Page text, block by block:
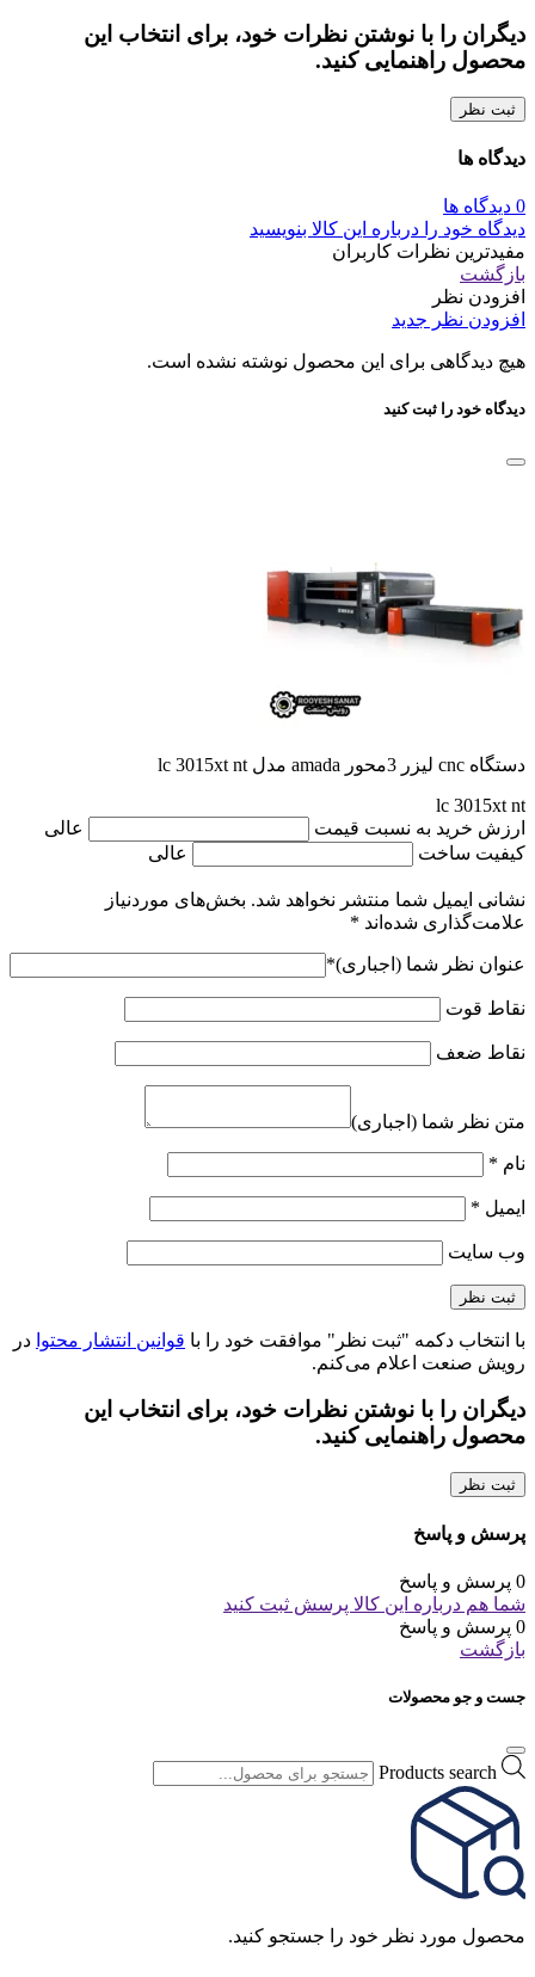
دیگران را با نوشتن نظرات خود، برای انتخاب این
محصول راهنمایی کنید.
ثبت نظر
دیدگاه ها
0 دیدگاه ها
دیدگاه خود را درباره این کالا بنویسید
مفیدترین نظرات کاربران
بازگشت
افزودن نظر
افزودن نظر جدید
هیچ دیدگاهی برای این محصول نوشته نشده است.
دیدگاه خود را ثبت کنید
دستگاه cnc لیزر 3محور amada مدل lc 3015xt nt
lc 3015xt nt
ارزش خرید به نسبت قیمت
عالی
کیفیت ساخت
عالی
نشانی ایمیل شما منتشر نخواهد شد. بخش‌های موردنیاز
علامت‌گذاری شده‌اند *
عنوان نظر شما (اجباری)*
نقاط قوت
نقاط ضعف
متن نظر شما (اجباری)
نام *
ایمیل *
وب‌ سایت
با انتخاب دکمه "ثبت نظر" موافقت خود را با قوانین انتشار محتوا در
رویش صنعت اعلام می‌کنم.
دیگران را با نوشتن نظرات خود، برای انتخاب این
محصول راهنمایی کنید.
ثبت نظر
پرسش و پاسخ
0 پرسش و پاسخ
شما هم درباره این کالا پرسش ثبت کنید
0 پرسش و پاسخ
بازگشت
جست و جو محصولات
Products search
محصول مورد نظر خود را جستجو کنید.